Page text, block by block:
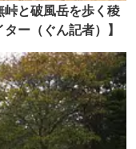
と破風岳を歩く稜
ー（ぐん記者）】